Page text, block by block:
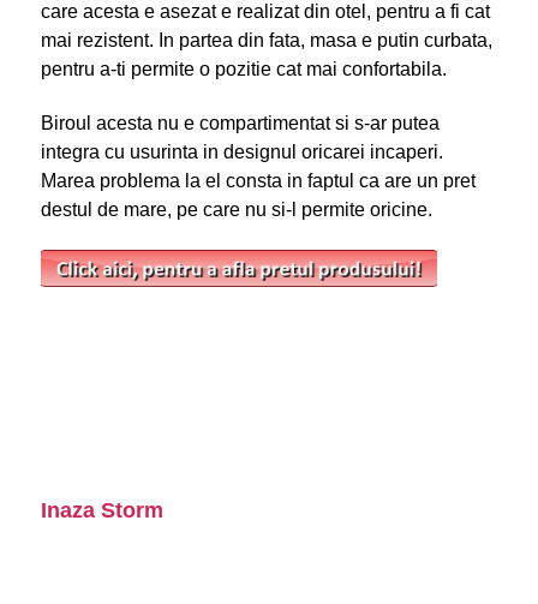
care acesta e asezat e realizat din otel, pentru a fi cat
mai rezistent. In partea din fata, masa e putin curbata,
pentru a-ti permite o pozitie cat mai confortabila.
Biroul acesta nu e compartimentat si s-ar putea
integra cu usurinta in designul oricarei incaperi.
Marea problema la el consta in faptul ca are un pret
destul de mare, pe care nu si-l permite oricine.
Inaza Storm